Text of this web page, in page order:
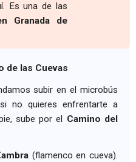
Es una de las
Granada de
de las Cuevas
subir en el microbús
no quieres enfrentarte a
sube por el Camino del
(flamenco en cueva).